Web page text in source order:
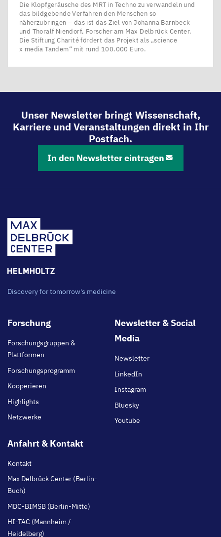
Die Klopfgeräusche des MRT in Techno zu verwandeln und
das bildgebende Verfahren den Menschen so
näherzubringen – das ist das Ziel von Johanna Barnbeck
und Thoralf Niendorf, Forscher am Max Delbrück Center.
Die Stiftung Charité fördert das Projekt als ​„science
x media Tandem“ mit rund 100.000 Euro.
Unser Newsletter bringt Wissenschaft,
Karriere und Veranstaltungen direkt in Ihr
Postfach.
In den Newsletter eintragen
Discovery for tomorrow's medicine
Footer
Forschung
Forschungsgruppen &
Plattformen
Forschungsprogramm
Kooperieren
Highlights
Netzwerke
Newsletter & Social
Media
Newsletter
LinkedIn
Instagram
Bluesky
Youtube
Anfahrt & Kontakt
Kontakt
Max Delbrück Center (Berlin-
Buch)
MDC-BIMSB (Berlin-Mitte)
HI-TAC (Mannheim /
Heidelberg)